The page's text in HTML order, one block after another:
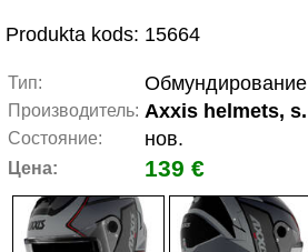
Produkta kods: 15664
Тип: Обмундирование
Производитель: Axxis helmets, s.
Состояние: нов.
Цена: 139 €